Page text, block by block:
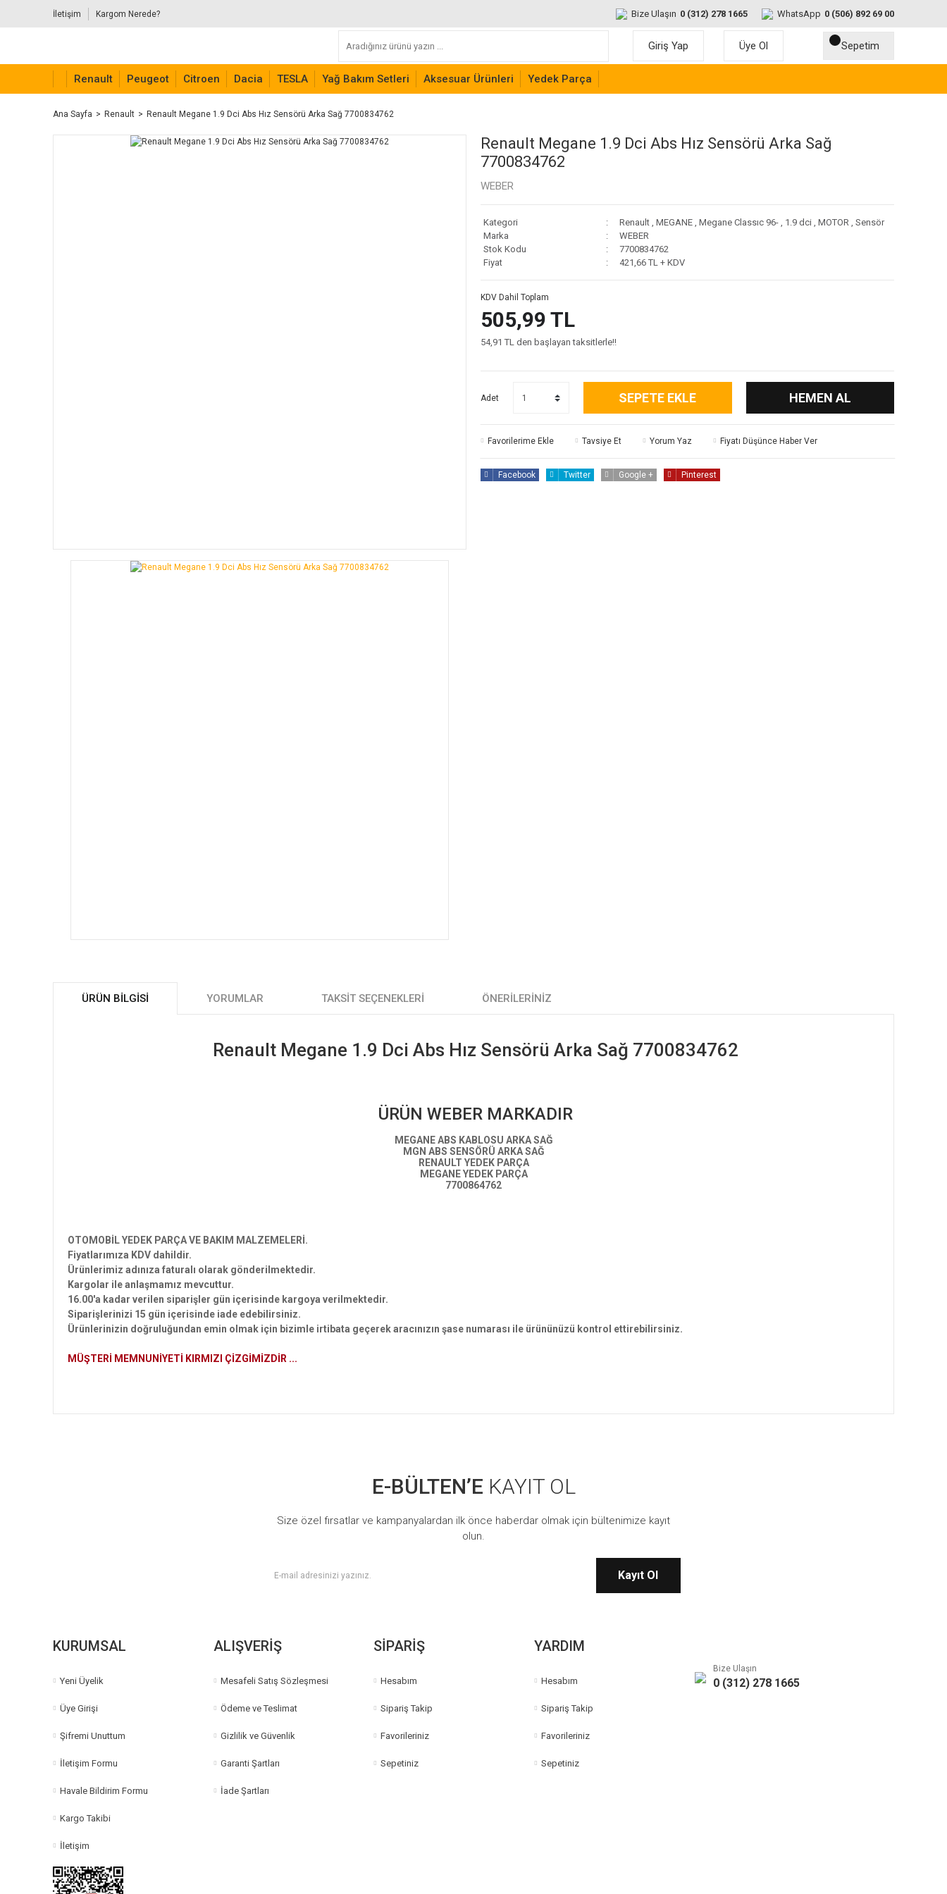
İletişim Kargom Nerede? Bize Ulaşın 0 (312) 278 1665 WhatsApp 0 (506) 892 69 00
Giriş Yap Üye Ol Sepetim
Renault Peugeot Citroen Dacia TESLA Yağ Bakım Setleri Aksesuar Ürünleri Yedek Parça
Ana Sayfa Renault Renault Megane 1.9 Dci Abs Hız Sensörü Arka Sağ 7700834762
Renault Megane 1.9 Dci Abs Hız Sensörü Arka Sağ
7700834762
WEBER
Kategori Renault , MEGANE , Megane Classıc 96- , 1.9 dci , MOTOR , Sensör
Marka
WEBER
Stok Kodu
7700834762
Fiyat
421,66 TL + KDV
KDV Dahil Toplam
505,99 TL
54,91 TL den başlayan taksitlerle!!
Adet SEPETE EKLE HEMEN AL
Tavsiye Et Yorum Yaz Fiyatı Düşünce Haber Ver
Facebook Twitter Google + Pinterest
ÜRÜN BILGISI YORUMLAR TAKSIT SEÇENEKLERI ÖNERILERINIZ
Renault Megane 1.9 Dci Abs Hız Sensörü Arka Sağ 7700834762
ÜRÜN WEBER MARKADIR
MEGANE ABS KABLOSU ARKA SAĞ
MGN ABS SENSÖRÜ ARKA SAĞ
RENAULT YEDEK PARÇA
MEGANE YEDEK PARÇA
7700864762
OTOMOBİL YEDEK PARÇA VE BAKIM MALZEMELERİ.
Fiyatlarımıza KDV dahildir.
Ürünlerimiz adınıza faturalı olarak gönderilmektedir.
Kargolar ile anlaşmamız mevcuttur.
16.00'a kadar verilen siparişler gün içerisinde kargoya verilmektedir.
Siparişlerinizi 15 gün içerisinde iade edebilirsiniz.
Ürünlerinizin doğruluğundan emin olmak için bizimle irtibata geçerek aracınızın şase numarası ile ürününüzü kontrol ettirebilirsiniz.
MÜŞTERİ MEMNUNİYETİ KIRMIZI ÇİZGİMİZDİR ...
Yorum Yaz
Bu ürünün fiyat bilgisi, resim, ürün açıklamalarında ve diğer konularda yetersiz gördüğünüz noktaları öneri formunu kullanarak tarafımıza iletebilirsiniz.
E-BÜLTEN’E KAYIT OL
Size özel fırsatlar ve kampanyalardan ilk önce haberdar olmak için bültenimize kayıt
olun.
Kayıt Ol
KURUMSAL
Yeni Üyelik
Üye Girişi
Şifremi Unuttum
İletişim Formu
Havale Bildirim Formu
Kargo Takibi
İletişim
ALIŞVERİŞ
Mesafeli Satış Sözleşmesi
Ödeme ve Teslimat
Gizlilik ve Güvenlik
Garanti Şartları
İade Şartları
SİPARİŞ
Hesabım
Sipariş Takip
Favorileriniz
Sepetiniz
YARDIM
Hesabım
Sipariş Takip
Favorileriniz
Sepetiniz
Bize Ulaşın
0 (312) 278 1665